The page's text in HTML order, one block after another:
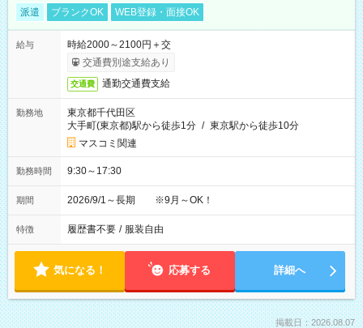
派遣 ブランクOK WEB登録・面接OK
給与
時給2000～2100円＋交
交通費別途支給あり
交通費 通勤交通費支給
勤務地
東京都千代田区
大手町(東京都)駅から徒歩1分 / 東京駅から徒歩10分
マスコミ関連
勤務時間 9:30～17:30
期間 2026/9/1～長期 ※9月～OK！
特徴 履歴書不要 / 服装自由
気になる！ 応募する 詳細へ
掲載日：2026.08.07